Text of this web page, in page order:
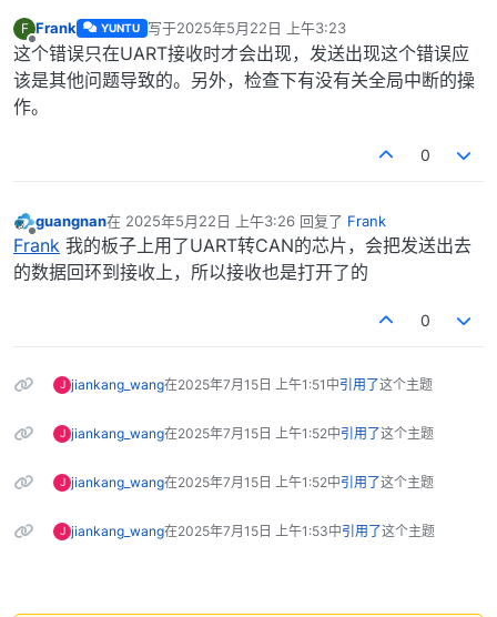
F
离线
Frank YUNTU 写于2025年5月22日 上午3:23
最后由 编辑
这个错误只在UART接收时才会出现，发送出现这个错误应
该是其他问题导致的。另外，检查下有没有关全局中断的操
作。
0
离线
guangnan在 2025年5月22日 上午3:26 回复了 Frank
最后由 编辑
Frank 我的板子上用了UART转CAN的芯片，会把发送出去
的数据回环到接收上，所以接收也是打开了的
0
J jiankang_wang在2025年7月15日 上午1:51 中引用了这个主题
J jiankang_wang在2025年7月15日 上午1:52中引用了这个主题
J jiankang_wang在2025年7月15日 上午1:52中引用了这个主题
J jiankang_wang在2025年7月15日 上午1:53中引用了这个主题